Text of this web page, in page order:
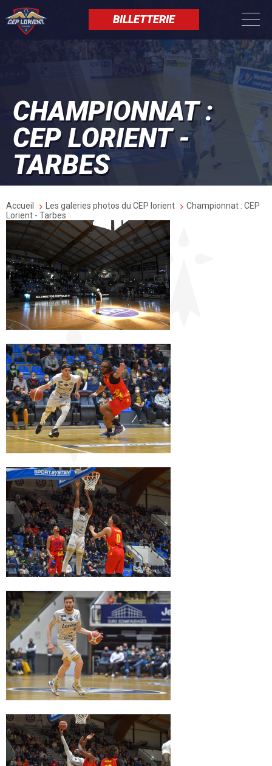
au
contenu
principal
BILLETTERIE
CHAMPIONNAT :
CEP LORIENT -
TARBES
Fil
d'Ariane
Accueil Les galeries photos du CEP lorient
Championnat : CEP
Lorient - Tarbes
Panneau de gestion des cookies